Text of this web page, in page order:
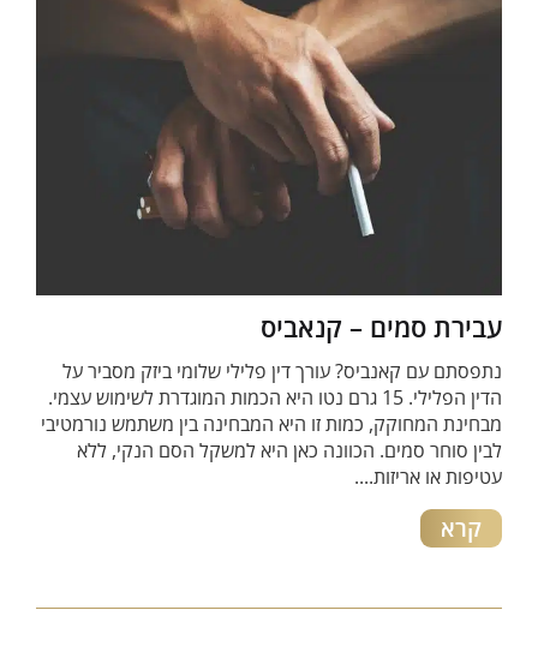
עבירת סמים – קנאביס
נתפסתם עם קאנביס? עורך דין פלילי שלומי ביזק מסביר על
הדין הפלילי. 15 גרם נטו היא הכמות המוגדרת לשימוש עצמי.
מבחינת המחוקק, כמות זו היא המבחינה בין משתמש נורמטיבי
לבין סוחר סמים. הכוונה כאן היא למשקל הסם הנקי, ללא
עטיפות או אריזות....
קרא